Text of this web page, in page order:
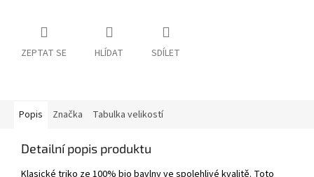
ZEPTAT SE HLÍDAT SDÍLET
Popis Značka Tabulka velikostí
Detailní popis produktu
Klasické triko ze 100% bio bavlny ve spolehlivé kvalitě. Toto